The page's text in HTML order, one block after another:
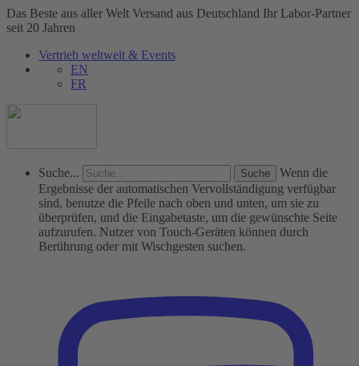
Das Beste aus aller Welt Versand aus Deutschland Ihr Labor-Partner
seit 20 Jahren
Vertrieb weltweit & Events
EN
FR
Suche...
Wenn die
Ergebnisse der automatischen Vervollständigung verfügbar
sind, benutze die Pfeile nach oben und unten, um sie zu
überprüfen, und die Eingabetaste, um die gewünschte Seite
aufzurufen. Nutzer von Touch-Geräten können durch
Berührung oder mit Wischgesten suchen.